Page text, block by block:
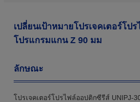
เปลี่ยนเป้าหมายโปรเจคเตอร์โป
โปรแกรมแกน Z 90 มม
ลักษณะ
โปรเจคเตอร์โปรไฟล์ออปติกซีรีส์ UNIPJ-